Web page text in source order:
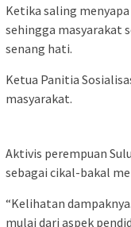
Ketika saling
sehingga masyarakat
senang hati.
Ketua Panitia
masyarakat.
Aktivis perempuan
sebagai cikal-bakal
“Kelihatan
mulai dari aspek